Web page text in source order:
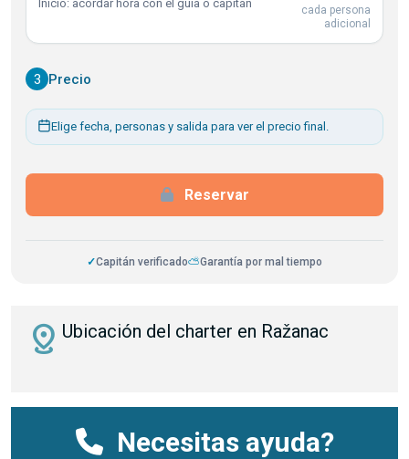
Inicio: acordar hora con el guía o capitán
cada persona
adicional
3 Precio
Elige fecha, personas y salida para ver el precio final.
Reservar
✓Capitán verificado⛅Garantía por mal tiempo
distance Ubicación del charter en Ražanac
Necesitas ayuda?